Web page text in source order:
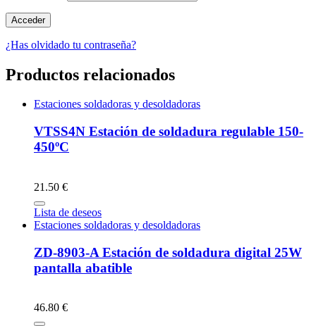
¿Has olvidado tu contraseña?
Productos relacionados
Estaciones soldadoras y desoldadoras
VTSS4N Estación de soldadura regulable 150-
450ºC
21.50 €
Lista de deseos
Estaciones soldadoras y desoldadoras
ZD-8903-A Estación de soldadura digital 25W
pantalla abatible
46.80 €